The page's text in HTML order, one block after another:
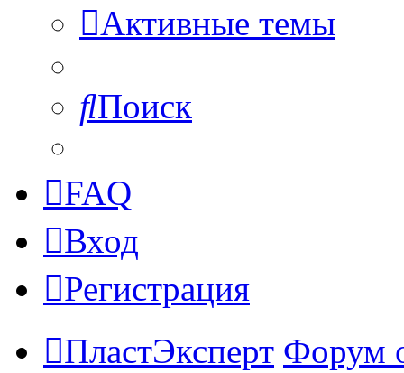
Активные темы
Поиск
FAQ
Вход
Регистрация
ПластЭксперт Форум